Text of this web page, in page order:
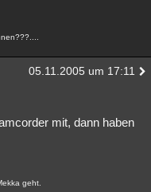
05.11.2005 um 17:11
mit, dann haben
geht.